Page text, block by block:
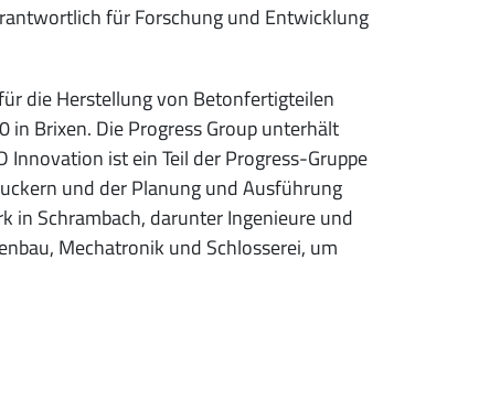
für Forschung und Entwicklung
die Herstellung von Betonfertigteilen
Brixen. Die Progress Group unterhält
Innovation ist ein Teil der Progress-Gruppe
und der Planung und Ausführung
in Schrambach, darunter Ingenieure und
Mechatronik und Schlosserei, um